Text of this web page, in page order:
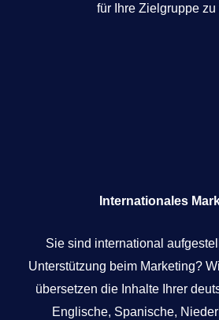
für Ihre Zielgruppe zu
Internationales
Sie sind international
Unterstützung beim Marketing?
übersetzen die Inhalte Ihrer
Englische, Spanische,